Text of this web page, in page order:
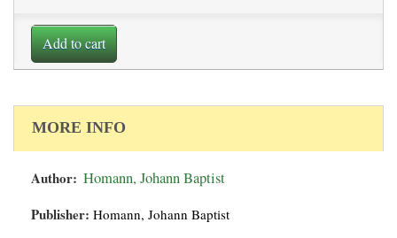
Add to cart
MORE INFO
Author: Homann, Johann Baptist
Publisher: Homann, Johann Baptist